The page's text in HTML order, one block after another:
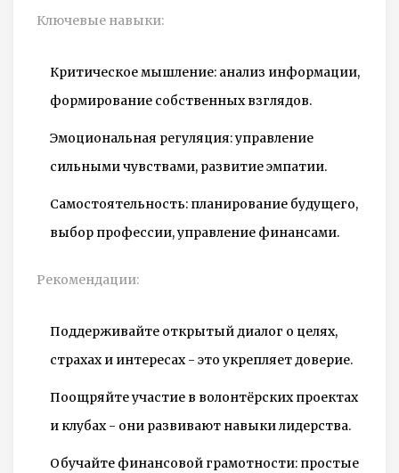
Ключевые навыки:
Критическое мышление: анализ информации,
формирование собственных взглядов.
Эмоциональная регуляция: управление
сильными чувствами, развитие эмпатии.
Самостоятельность: планирование будущего,
выбор профессии, управление финансами.
Рекомендации:
Поддерживайте открытый диалог о целях,
страхах и интересах - это укрепляет доверие.
Поощряйте участие в волонтёрских проектах
и клубах - они развивают навыки лидерства.
Обучайте финансовой грамотности: простые